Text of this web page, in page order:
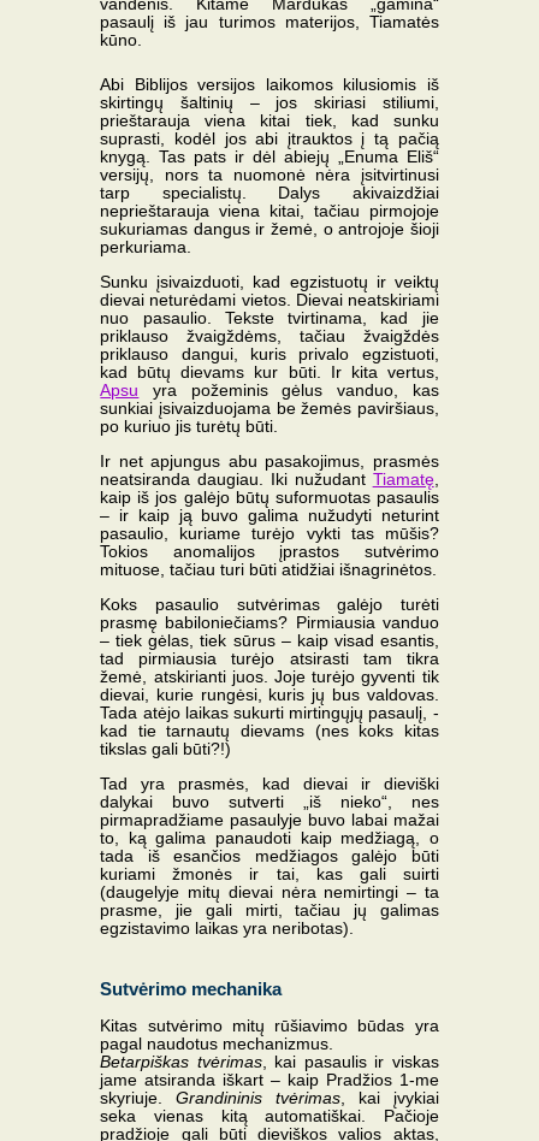
vandenis. Kitame Mardukas „gamina“
pasaulį iš jau turimos materijos, Tiamatės
kūno.
Abi Biblijos versijos laikomos kilusiomis iš
skirtingų šaltinių – jos skiriasi stiliumi,
prieštarauja viena kitai tiek, kad sunku
suprasti, kodėl jos abi įtrauktos į tą pačią
knygą. Tas pats ir dėl abiejų „Enuma Eliš“
versijų, nors ta nuomonė nėra įsitvirtinusi
tarp specialistų. Dalys akivaizdžiai
neprieštarauja viena kitai, tačiau pirmojoje
sukuriamas dangus ir žemė, o antrojoje šioji
perkuriama.
Sunku įsivaizduoti, kad egzistuotų ir veiktų
dievai neturėdami vietos. Dievai neatskiriami
nuo pasaulio. Tekste tvirtinama, kad jie
priklauso žvaigždėms, tačiau žvaigždės
priklauso dangui, kuris privalo egzistuoti,
kad būtų dievams kur būti. Ir kita vertus,
Apsu yra požeminis gėlus vanduo, kas
sunkiai įsivaizduojama be žemės paviršiaus,
po kuriuo jis turėtų būti.
Ir net apjungus abu pasakojimus, prasmės
neatsiranda daugiau. Iki nužudant Tiamatę,
kaip iš jos galėjo būtų suformuotas pasaulis
– ir kaip ją buvo galima nužudyti neturint
pasaulio, kuriame turėjo vykti tas mūšis?
Tokios anomalijos įprastos sutvėrimo
mituose, tačiau turi būti atidžiai išnagrinėtos.
Koks pasaulio sutvėrimas galėjo turėti
prasmę babiloniečiams? Pirmiausia vanduo
– tiek gėlas, tiek sūrus – kaip visad esantis,
tad pirmiausia turėjo atsirasti tam tikra
žemė, atskirianti juos. Joje turėjo gyventi tik
dievai, kurie rungėsi, kuris jų bus valdovas.
Tada atėjo laikas sukurti mirtingųjų pasaulį, -
kad tie tarnautų dievams (nes koks kitas
tikslas gali būti?!)
Tad yra prasmės, kad dievai ir dieviški
dalykai buvo sutverti „iš nieko“, nes
pirmapradžiame pasaulyje buvo labai mažai
to, ką galima panaudoti kaip medžiagą, o
tada iš esančios medžiagos galėjo būti
kuriami žmonės ir tai, kas gali suirti
(daugelyje mitų dievai nėra nemirtingi – ta
prasme, jie gali mirti, tačiau jų galimas
egzistavimo laikas yra neribotas).
Sutvėrimo mechanika
Kitas sutvėrimo mitų rūšiavimo būdas yra
pagal naudotus mechanizmus.
Betarpiškas tvėrimas, kai pasaulis ir viskas
jame atsiranda iškart – kaip Pradžios 1-me
skyriuje.Grandininis tvėrimas , kai įvykiai
seka vienas kitą automatiškai. Pačioje
pradžioje gali būti dieviškos valios aktas,